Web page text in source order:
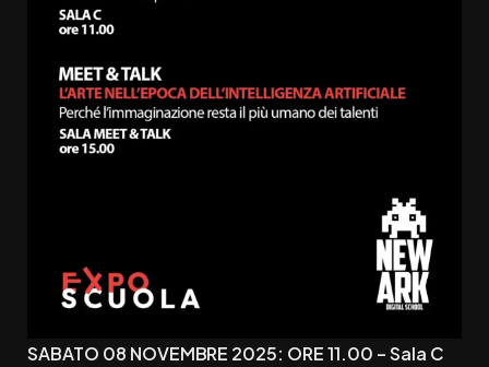
SABATO 08 NOVEMBRE 2025: ORE 11.00 – Sala C